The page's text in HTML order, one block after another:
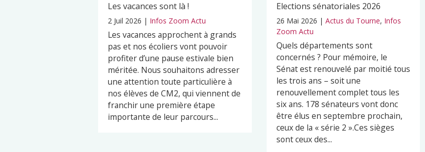
Les vacances sont là !
2 Juil 2026 | Infos Zoom Actu
Les vacances approchent à grands
pas et nos écoliers vont pouvoir
profiter d’une pause estivale bien
méritée. Nous souhaitons adresser
une attention toute particulière à
nos élèves de CM2, qui viennent de
franchir une première étape
importante de leur parcours...
Elections sénatoriales 2026
26 Mai 2026 | Actus du Tourne, Infos
Zoom Actu
Quels départements sont
concernés ? Pour mémoire, le
Sénat est renouvelé par moitié tous
les trois ans – soit une
renouvellement complet tous les
six ans. 178 sénateurs vont donc
être élus en septembre prochain,
ceux de la « série 2 ».Ces sièges
sont ceux des...